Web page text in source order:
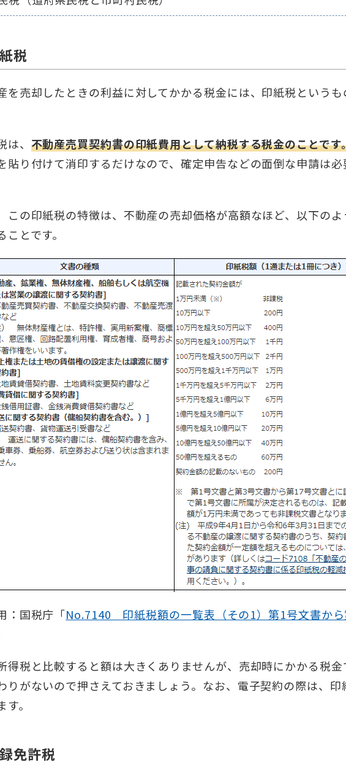
税
を売却したときの利益に対してかかる税金には、印紙税というも
は、 不動産売買契約書の印紙費用として納税する税金のことです
貼り付けて消印するだけなので、確定申告などの面倒な申請は必
この印紙税の特徴は、不動産の売却価格が高額なほど、以下のよ
ことです。
：国税庁「No.7140 印紙税額の一覧表（その1）第1号文書から
得税と比較すると額は大きくありませんが、売却時にかかる税金
りがないので押さえておきましょう。なお、電子契約の際は、印
す。
免許税